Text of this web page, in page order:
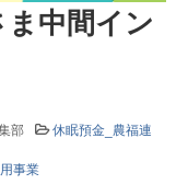
中間イン
部
休眠預金_農福連
事業